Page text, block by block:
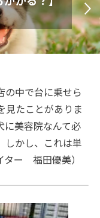
の中で台に乗せら
見たことがありま
に美容院なんて必
しかし、これは単
ター 福田優美）